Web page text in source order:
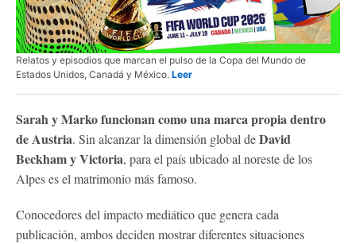
Relatos y episodios que marcan el pulso de la Copa del Mundo de
Estados Unidos, Canadá y México. Leer
Sarah y Marko funcionan como una marca propia dentro
de Austria. Sin alcanzar la dimensión global deDavid
Beckham y Victoria, para el país ubicado al noreste de los
Alpes es el matrimonio más famoso.
Conocedores del impacto mediático que genera cada
publicación, ambos deciden mostrar diferentes situaciones